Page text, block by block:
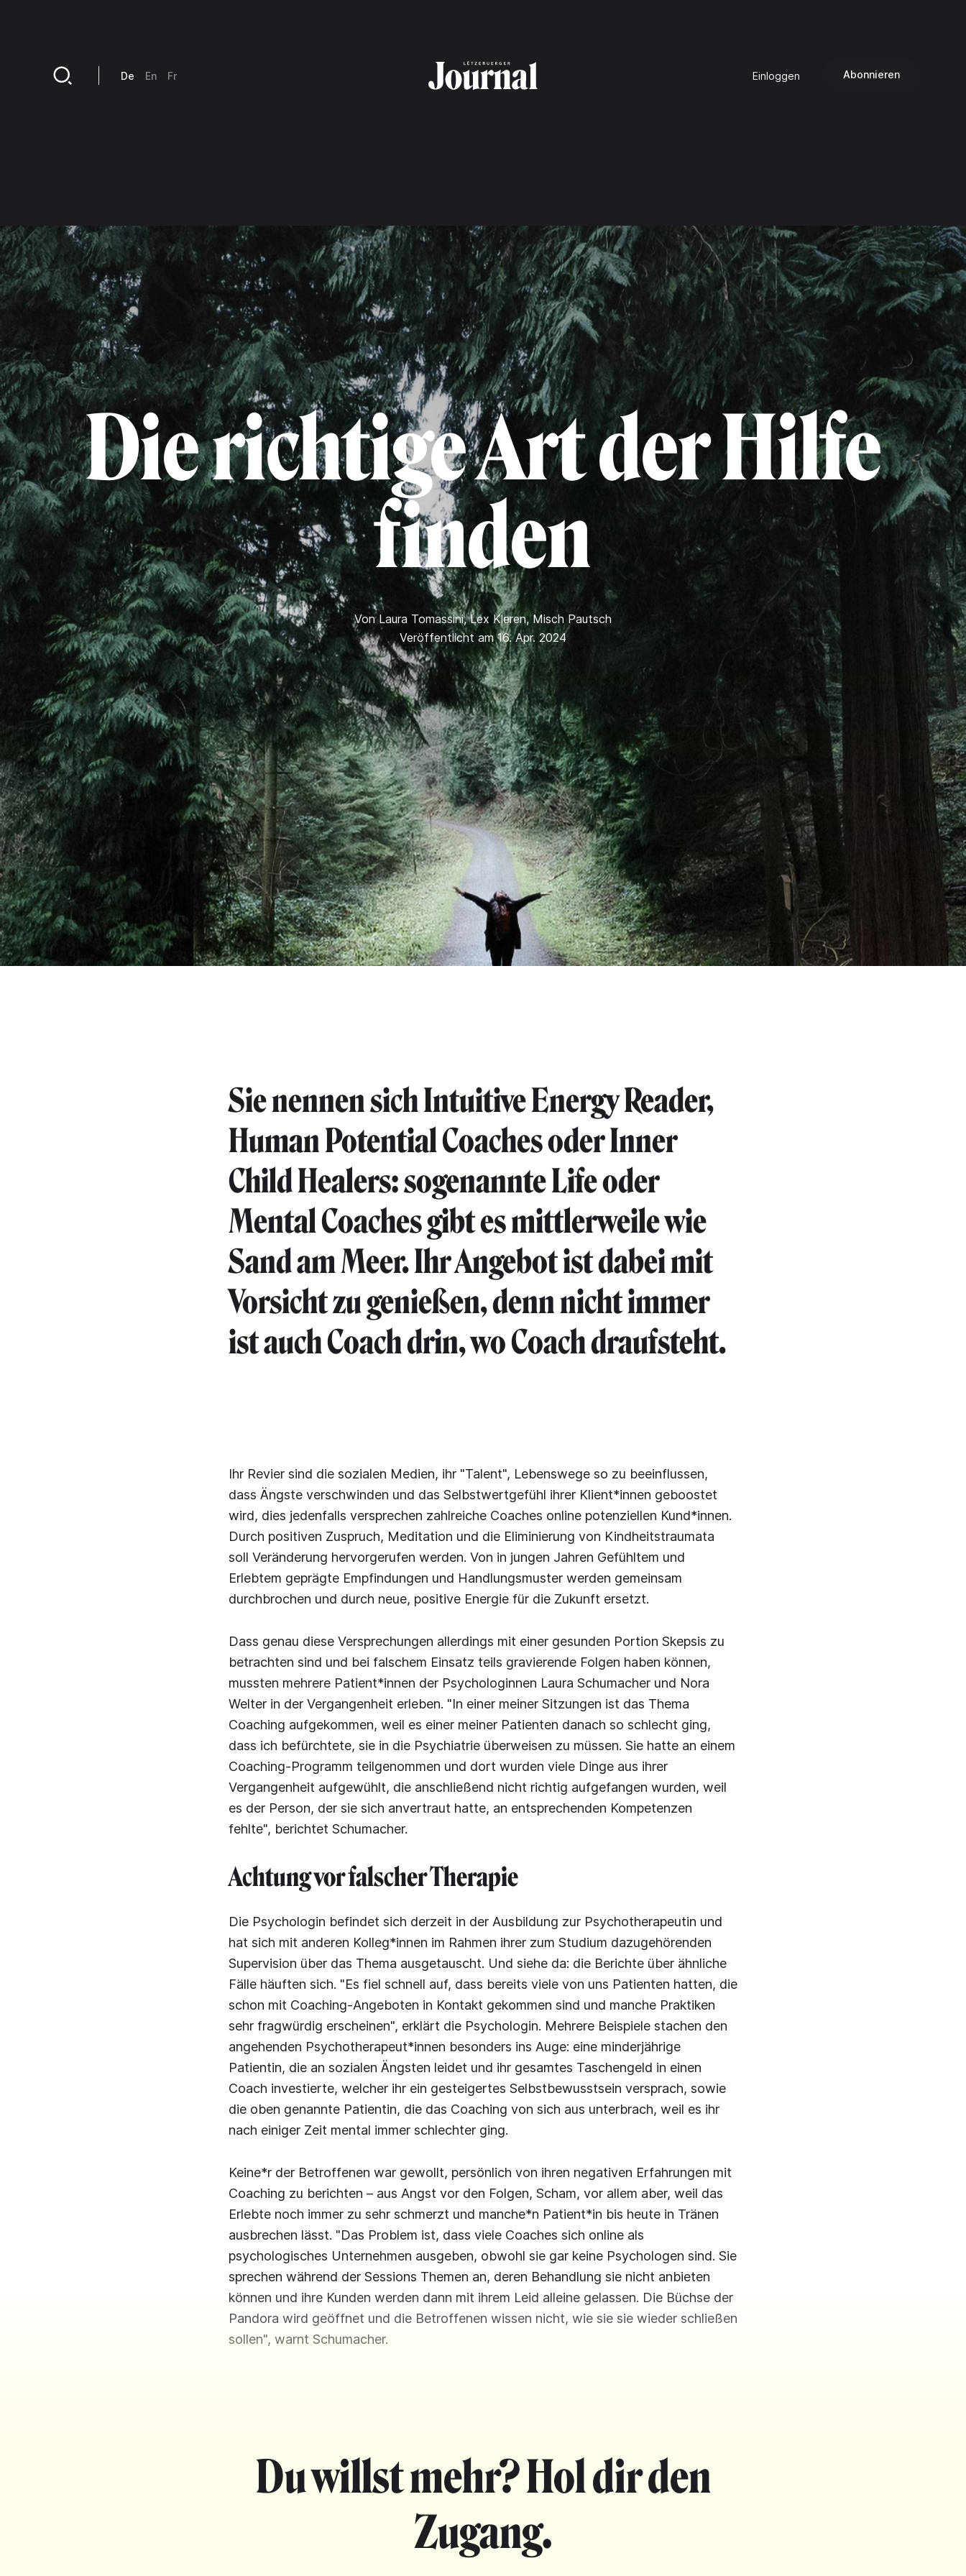
Einloggen Abonnieren
De En Fr
Die richtige Art der Hilfe
finden
VonLaura Tomassini,Lex Kleren,Misch Pautsch
Veröffentlicht am 16. Apr. 2024
Sie nennen sich Intuitive Energy Reader,
Human Potential Coaches oder Inner
Child Healers: sogenannte Life oder
Mental Coaches gibt es mittlerweile wie
Sand am Meer. Ihr Angebot ist dabei mit
Vorsicht zu genießen, denn nicht immer
ist auch Coach drin, wo Coach draufsteht.
Ihr Revier sind die sozialen Medien, ihr "Talent", Lebenswege so zu beeinflussen,
dass Ängste verschwinden und das Selbstwertgefühl ihrer Klient*innen geboostet
wird, dies jedenfalls versprechen zahlreiche Coaches online potenziellen Kund*innen.
Durch positiven Zuspruch, Meditation und die Eliminierung von Kindheitstraumata
soll Veränderung hervorgerufen werden. Von in jungen Jahren Gefühltem und
Erlebtem geprägte Empfindungen und Handlungsmuster werden gemeinsam
durchbrochen und durch neue, positive Energie für die Zukunft ersetzt.
Dass genau diese Versprechungen allerdings mit einer gesunden Portion Skepsis zu
betrachten sind und bei falschem Einsatz teils gravierende Folgen haben können,
mussten mehrere Patient*innen der Psychologinnen Laura Schumacher und Nora
Welter in der Vergangenheit erleben. "In einer meiner Sitzungen ist das Thema
Coaching aufgekommen, weil es einer meiner Patienten danach so schlecht ging,
dass ich befürchtete, sie in die Psychiatrie überweisen zu müssen. Sie hatte an einem
Coaching-Programm teilgenommen und dort wurden viele Dinge aus ihrer
Vergangenheit aufgewühlt, die anschließend nicht richtig aufgefangen wurden, weil
es der Person, der sie sich anvertraut hatte, an entsprechenden Kompetenzen
fehlte", berichtet Schumacher.
Achtung vor falscher Therapie
Die Psychologin befindet sich derzeit in der Ausbildung zur Psychotherapeutin und
hat sich mit anderen Kolleg*innen im Rahmen ihrer zum Studium dazugehörenden
Supervision über das Thema ausgetauscht. Und siehe da: die Berichte über ähnliche
Fälle häuften sich. "Es fiel schnell auf, dass bereits viele von uns Patienten hatten, die
schon mit Coaching-Angeboten in Kontakt gekommen sind und manche Praktiken
sehr fragwürdig erscheinen", erklärt die Psychologin. Mehrere Beispiele stachen den
angehenden Psychotherapeut*innen besonders ins Auge: eine minderjährige
Patientin, die an sozialen Ängsten leidet und ihr gesamtes Taschengeld in einen
Coach investierte, welcher ihr ein gesteigertes Selbstbewusstsein versprach, sowie
die oben genannte Patientin, die das Coaching von sich aus unterbrach, weil es ihr
nach einiger Zeit mental immer schlechter ging.
Keine*r der Betroffenen war gewollt, persönlich von ihren negativen Erfahrungen mit
Coaching zu berichten – aus Angst vor den Folgen, Scham, vor allem aber, weil das
Erlebte noch immer zu sehr schmerzt und manche*n Patient*in bis heute in Tränen
ausbrechen lässt. "Das Problem ist, dass viele Coaches sich online als
psychologisches Unternehmen ausgeben, obwohl sie gar keine Psychologen sind. Sie
sprechen während der Sessions Themen an, deren Behandlung sie nicht anbieten
können und ihre Kunden werden dann mit ihrem Leid alleine gelassen. Die Büchse der
Pandora wird geöffnet und die Betroffenen wissen nicht, wie sie sie wieder schließen
sollen", warnt Schumacher.
Du willst mehr? Hol dir den
Zugang.